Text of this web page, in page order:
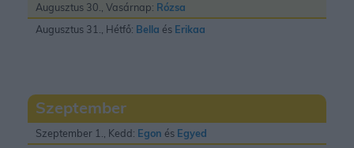
Augusztus 30., Vasárnap: Rózsa
Augusztus 31., Hétfő: Bella és Erikaa
Szeptember
Szeptember 1., Kedd: Egon és Egyed